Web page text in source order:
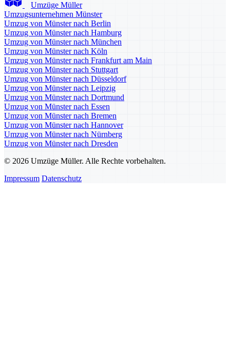
Umzüge Müller
Umzugsunternehmen Münster
Umzug von Münster nach Berlin
Umzug von Münster nach Hamburg
Umzug von Münster nach München
Umzug von Münster nach Köln
Umzug von Münster nach Frankfurt am Main
Umzug von Münster nach Stuttgart
Umzug von Münster nach Düsseldorf
Umzug von Münster nach Leipzig
Umzug von Münster nach Dortmund
Umzug von Münster nach Essen
Umzug von Münster nach Bremen
Umzug von Münster nach Hannover
Umzug von Münster nach Nürnberg
Umzug von Münster nach Dresden
© 2026 Umzüge Müller. Alle Rechte vorbehalten.
Impressum Datenschutz